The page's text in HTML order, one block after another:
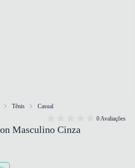
Tênis
Casual
0 Avaliações
Masculino Cinza